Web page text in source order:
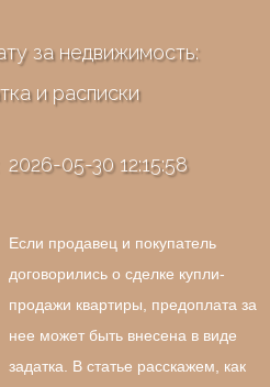
за недвижимость:
и расписки
05-30 12:15:58
Если продавец и покупатель
договорились о сделке купли-
продажи квартиры, предоплата за
нее может быть внесена в виде
задатка. В статье расскажем, как